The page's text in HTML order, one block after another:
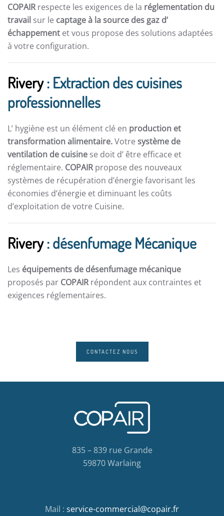
COPAIRrespecte les exigences de la réglementation du
travail sur le captage à la source des gaz d’
échappement et vous propose des solutions adaptées
à votre configuration.
Rivery: Extraction des cuisines
professionnelles
L’ hygiène est un élément clé en production et
transformation alimentaire.Votre système de
ventilation de cuisine se doit d’ être efficace et
réglementaire. COPAIRpropose des nouveaux
systèmes de récupération d’énergie favorisant les
économies d’énergie et diminuant les coûts
d’exploitation de votre Cuisine.
Rivery: désenfumage Mécanique
Les équipements de désenfumage mécanique
proposés par COPAIRrépondent aux contraintes et
exigences réglementaires.
CONTACTEZ NOUS
835 – 839 rue Grande
59870 Warlaing
Mail : service-commercial@copair.fr